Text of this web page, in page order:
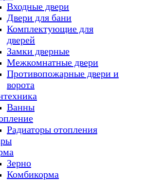
Входные двери
Двери для бани
Комплектующие для
дверей
Замки дверные
Межкомнатные двери
Противопожарные двери и
ворота
Ванны
Радиаторы отопления
Зерно
Комбикорма